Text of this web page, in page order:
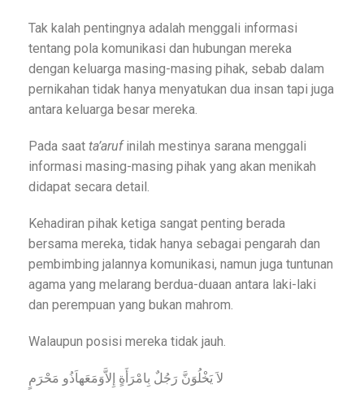
Tak kalah pentingnya adalah menggali informasi
tentang pola komunikasi dan hubungan mereka
dengan keluarga masing-masing pihak, sebab dalam
pernikahan tidak hanya menyatukan dua insan tapi juga
antara keluarga besar mereka.
Pada saat ta’arufinilah mestinya sarana menggali
informasi masing-masing pihak yang akan menikah
didapat secara detail.
Kehadiran pihak ketiga sangat penting berada
bersama mereka, tidak hanya sebagai pengarah dan
pembimbing jalannya komunikasi, namun juga tuntunan
agama yang melarang berdua-duaan antara laki-laki
dan perempuan yang bukan mahrom.
Walaupun posisi mereka tidak jauh.
لاَ يَخْلُوَنَّ رَجُلٌ بِامْرَأَةٍ إِلاَّوَمَعَهاَذُو مَحْرَمٍ